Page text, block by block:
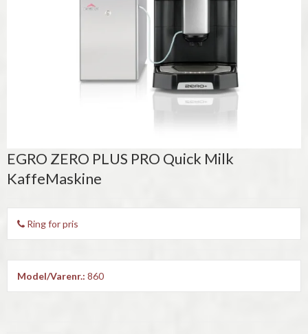
EGRO ZERO PLUS PRO Quick Milk
KaffeMaskine
Ring for pris
Model/Varenr.: 860